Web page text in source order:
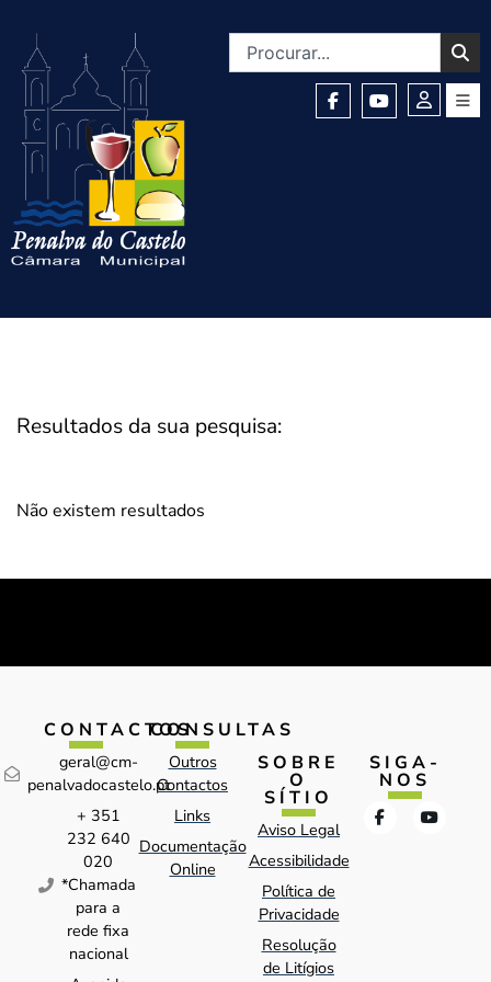
Resultados da sua pesquisa:
Não existem resultados
CONTACTOS
geral@cm-
penalvadocastelo.pt
+ 351
232 640
020
*Chamada
para a
rede fixa
nacional
CONSULTAS
Outros
Contactos
Links
Documentação
Online
SOBRE
O
SÍTIO
Aviso Legal
Acessibilidade
Política de
Privacidade
Resolução
de Litígios
SIGA-
NOS